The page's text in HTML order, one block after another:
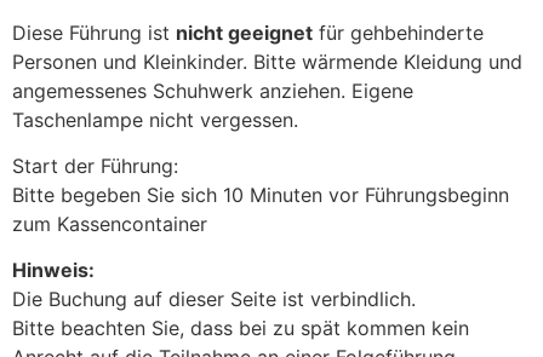
Diese Führung ist nicht geeignet für gehbehinderte
Personen und Kleinkinder. Bitte wärmende Kleidung und
angemessenes Schuhwerk anziehen. Eigene
Taschenlampe nicht vergessen.
Start der Führung:
Bitte begeben Sie sich 10 Minuten vor Führungsbeginn
zum Kassencontainer
Hinweis:
Die Buchung auf dieser Seite ist verbindlich.
Bitte beachten Sie, dass bei zu spät kommen kein